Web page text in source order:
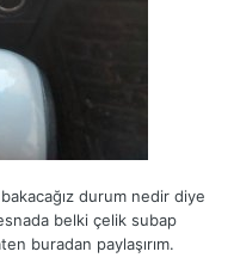
durum nedir diye
belki çelik subap
buradan paylaşırım.